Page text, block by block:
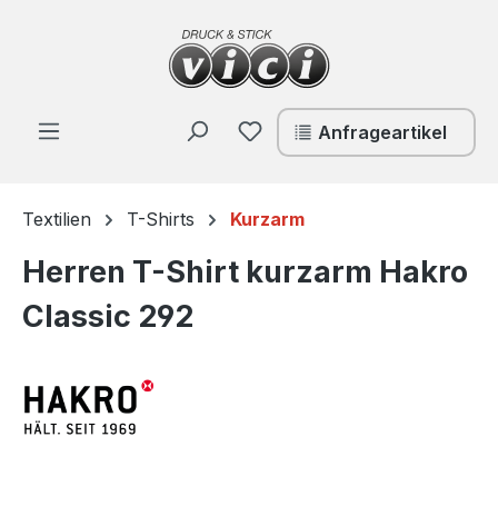
Zum Hauptinhalt springen
Du hast 0 Produkte auf
Anfrageartikel
Textilien T-Shirts Kurzarm
Herren T-Shirt kurzarm Hakro
Classic 292